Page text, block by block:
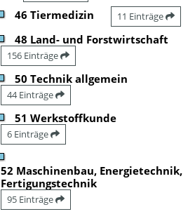
46 Tiermedizin 11 Einträge
48 Land- und Forstwirtschaft
156 Einträge
50 Technik allgemein
44 Einträge
51 Werkstoffkunde
6 Einträge
52 Maschinenbau, Energietechnik,
Fertigungstechnik
95 Einträge